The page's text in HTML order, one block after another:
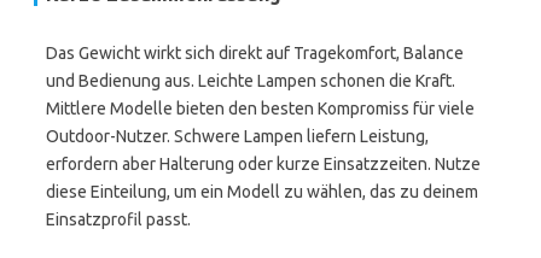
Das Gewicht wirkt sich direkt auf Tragekomfort, Balance
und Bedienung aus. Leichte Lampen schonen die Kraft.
Mittlere Modelle bieten den besten Kompromiss für viele
Outdoor-Nutzer. Schwere Lampen liefern Leistung,
erfordern aber Halterung oder kurze Einsatzzeiten. Nutze
diese Einteilung, um ein Modell zu wählen, das zu deinem
Einsatzprofil passt.